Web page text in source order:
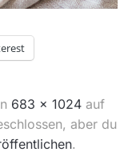
683 × 1024 auf
aber du
.